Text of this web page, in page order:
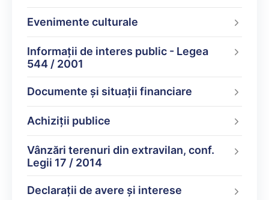
Evenimente culturale
Informații de interes public - Legea
544 / 2001
Documente şi situaţii financiare
Achiziții publice
Vânzări terenuri din extravilan, conf.
Legii 17 / 2014
Declarații de avere şi interese